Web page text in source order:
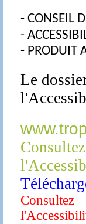
- CONSEIL
-
- PRODUIT
Le